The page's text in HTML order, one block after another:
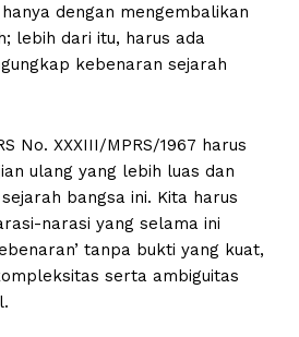
dengan mengembalikan
lebih dari itu, harus ada
kebenaran sejarah
No. XXXIII/MPRS/1967 harus
ulang yang lebih luas dan
bangsa ini. Kita harus
narasi yang selama ini
tanpa bukti yang kuat,
serta ambiguitas